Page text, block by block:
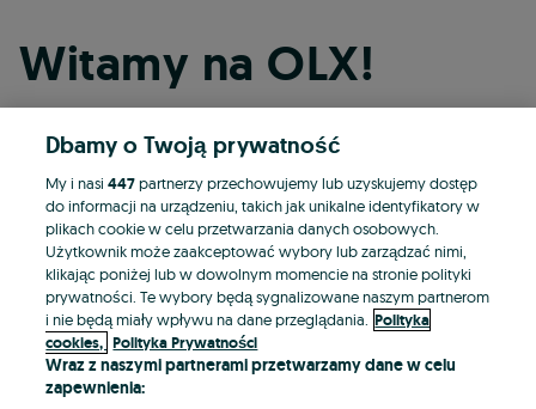
Witamy na OLX!
Kontynuuj przez Facebooka
Kontynuuj przez konto Apple
Kontynuuj przez konto Google
LUB
Dbamy o Twoją prywatność
My i nasi447partnerzy przechowujemy lub uzyskujemy dostęp
do informacji na urządzeniu, takich jak unikalne identyfikatory w
plikach cookie w celu przetwarzania danych osobowych.
Użytkownik może zaakceptować wybory lub zarządzać nimi,
klikając poniżej lub w dowolnym momencie na stronie polityki
prywatności. Te wybory będą sygnalizowane naszym partnerom
i nie będą miały wpływu na dane przeglądania. Polityka
cookies, Polityka Prywatności
Wraz z naszymi partnerami przetwarzamy dane w celu
zapewnienia: